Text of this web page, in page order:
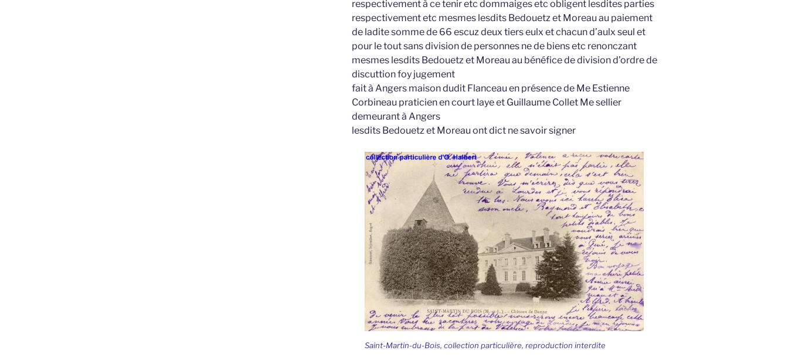
respectivement à ce tenir etc dommaiges etc obligent lesdites parties
respectivement etc mesmes lesdits Bedouetz et Moreau au paiement
de ladite somme de 66 escuz deux tiers eulx et chacun d’aulx seul et
pour le tout sans division de personnes ne de biens etc renonczant
mesmes lesdits Bedouetz et Moreau au bénéfice de division d’ordre de
discuttion foy jugement
fait à Angers maison dudit Flanceau en présence de Me Estienne
Corbineau praticien en court laye et Guillaume Collet Me sellier
demeurant à Angers
lesdits Bedouetz et Moreau ont dict ne savoir signer
Saint-Martin-du-Bois, collection particulière, reproduction interdite